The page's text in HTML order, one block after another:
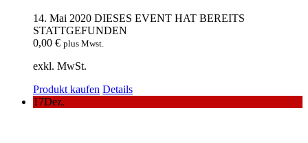
14. Mai 2020 DIESES EVENT HAT BEREITS
STATTGEFUNDEN
0,00 € plus Mwst.
exkl. MwSt.
Produkt kaufen Details
17Dez.